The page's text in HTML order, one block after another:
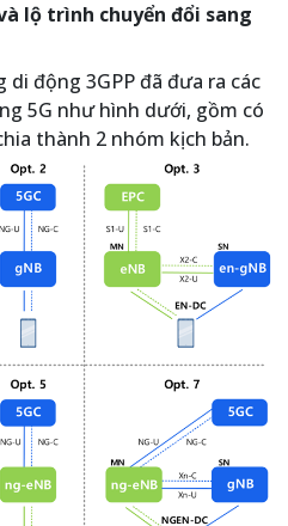
lộ trình chuyển đổi sang
động 3GPP đã đưa ra các
5G như hình dưới, gồm có
thành 2 nhóm kịch bản.